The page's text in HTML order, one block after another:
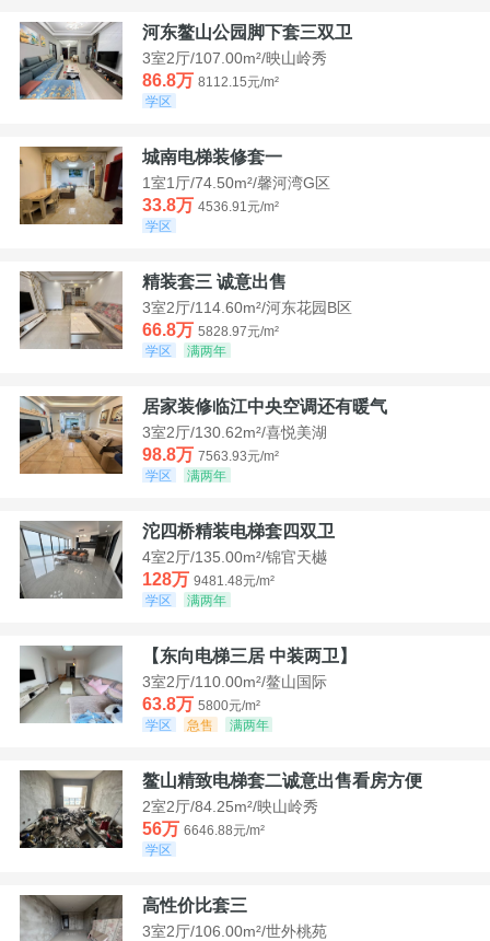
河东鳌山公园脚下套三双卫
3室2厅/107.00m²/映山岭秀
86.8万 8112.15元/m²
学区
城南电梯装修套一
1室1厅/74.50m²/馨河湾G区
33.8万 4536.91元/m²
学区
精装套三 诚意出售
3室2厅/114.60m²/河东花园B区
66.8万 5828.97元/m²
学区
满两年
居家装修临江中央空调还有暖气
3室2厅/130.62m²/喜悦美湖
98.8万 7563.93元/m²
学区
满两年
沱四桥精装电梯套四双卫
4室2厅/135.00m²/锦官天樾
128万 9481.48元/m²
学区
满两年
【东向电梯三居 中装两卫】
3室2厅/110.00m²/鳌山国际
63.8万 5800元/m²
学区
急售 满两年
鳌山精致电梯套二诚意出售看房方便
2室2厅/84.25m²/映山岭秀
56万 6646.88元/m²
学区
高性价比套三
3室2厅/106.00m²/世外桃苑